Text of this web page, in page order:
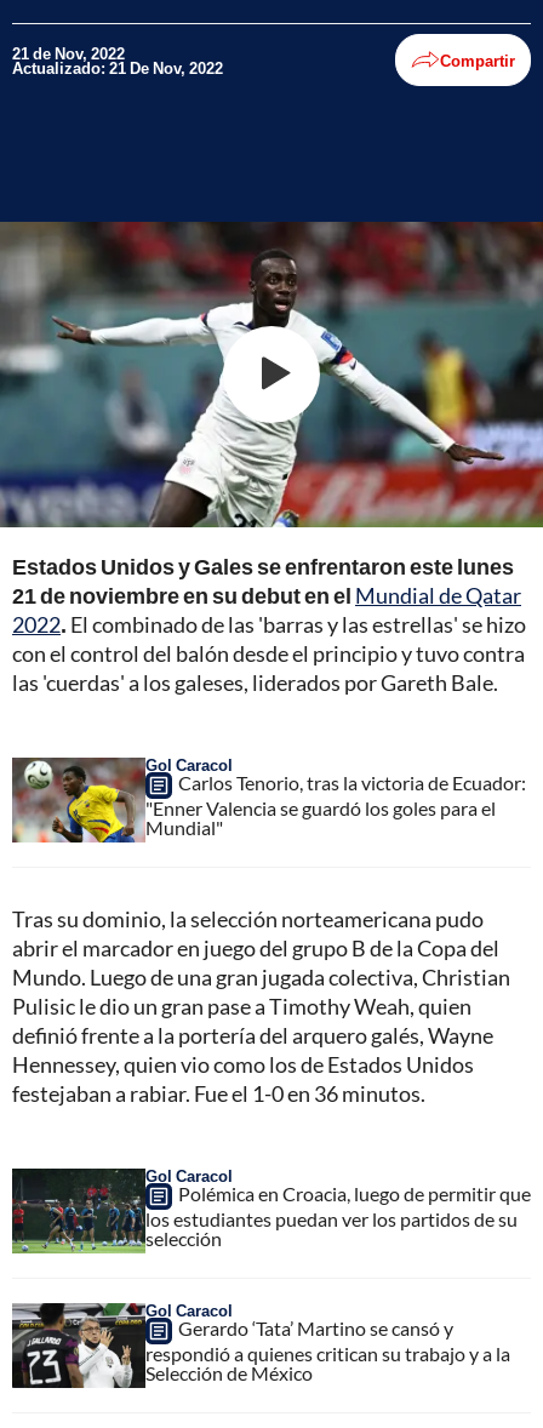
21 de Nov, 2022
Actualizado: 21 De Nov, 2022 Compartir
Estados Unidos y Gales se enfrentaron este lunes
21 de noviembre en su debut en el Mundial de Qatar
2022. El combinado de las 'barras y las estrellas' se hizo
con el control del balón desde el principio y tuvo contra
las 'cuerdas' a los galeses, liderados por Gareth Bale.
Gol Caracol
Carlos Tenorio, tras la victoria de Ecuador:
"Enner Valencia se guardó los goles para el
Mundial"
Tras su dominio, la selección norteamericana pudo
abrir el marcador en juego del grupo B de la Copa del
Mundo. Luego de una gran jugada colectiva, Christian
Pulisic le dio un gran pase a Timothy Weah, quien
definió frente a la portería del arquero galés, Wayne
Hennessey, quien vio como los de Estados Unidos
festejaban a rabiar. Fue el 1-0 en 36 minutos.
Gol Caracol
Polémica en Croacia, luego de permitir que
los estudiantes puedan ver los partidos de su
selección
Gol Caracol
Gerardo ‘Tata’ Martino se cansó y
respondió a quienes critican su trabajo y a la
Selección de México